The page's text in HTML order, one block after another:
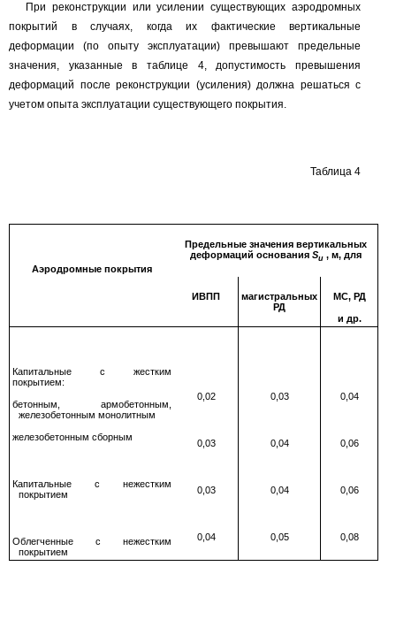
При реконструкции или усилении существующих аэродромных
покрытий в случаях, когда их фактические вертикальные
деформации (по опыту эксплуатации) превышают предельные
значения, указанные в таблице 4,допустимость превышения
деформаций после реконструкции (усиления) должна решаться с
учетом опыта эксплуатации существующего покрытия.
Таблица 4
Аэродромные покрытия
Предельные значения вертикальных
деформаций основания Su , м, для
ИВПП
магистральных
РД
МС, РД
и др.
Капитальные с жестким
покрытием:
бетонным, армобетонным,
железобетонным монолитным
железобетонным сборным
Капитальные с нежестким
покрытием
Облегченные с нежестким
покрытием
0,02
0,03
0,03
0,04
0,03
0,04
0,04
0,05
0,04
0,06
0,06
0,08